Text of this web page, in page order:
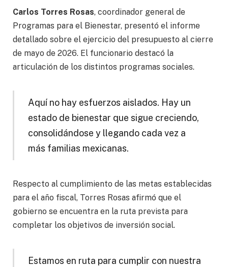
Carlos Torres Rosas, coordinador general de
Programas para el Bienestar, presentó el informe
detallado sobre el ejercicio del presupuesto al cierre
de mayo de 2026. El funcionario destacó la
articulación de los distintos programas sociales.
Aquí no hay esfuerzos aislados. Hay un
estado de bienestar que sigue creciendo,
consolidándose y llegando cada vez a
más familias mexicanas.
Respecto al cumplimiento de las metas establecidas
para el año fiscal, Torres Rosas afirmó que el
gobierno se encuentra en la ruta prevista para
completar los objetivos de inversión social.
Estamos en ruta para cumplir con nuestra